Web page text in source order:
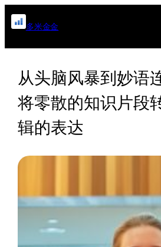
跳
至
多米金金
从头脑风暴到妙语
将零散的知识片段
辑的表达